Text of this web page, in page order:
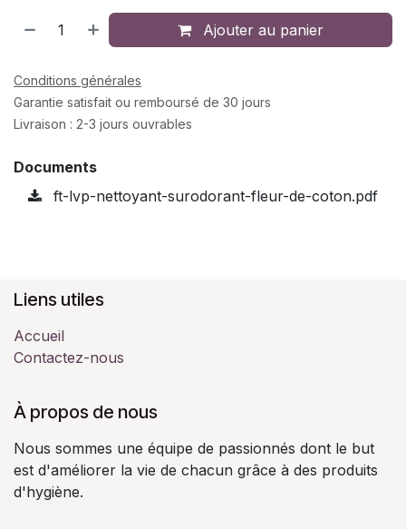
Ajouter au panier
Conditions générales
Garantie satisfait ou remboursé de 30 jours
Livraison : 2-3 jours ouvrables
Documents
ft-lvp-nettoyant-surodorant-fleur-de-coton.pdf
Liens utiles
Accueil
Contactez-nous
À propos de nous
Nous sommes une équipe de passionnés dont le but
est d'améliorer la vie de chacun grâce à des produits
d'hygiène.